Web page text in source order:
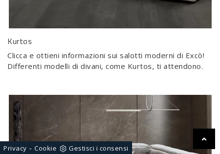
Privacy - Cookie Gestisci i consensi
Kurtos
Clicca e ottieni informazioni sui salotti moderni di Excò!
Differenti modelli di divani, come Kurtos, ti attendono.